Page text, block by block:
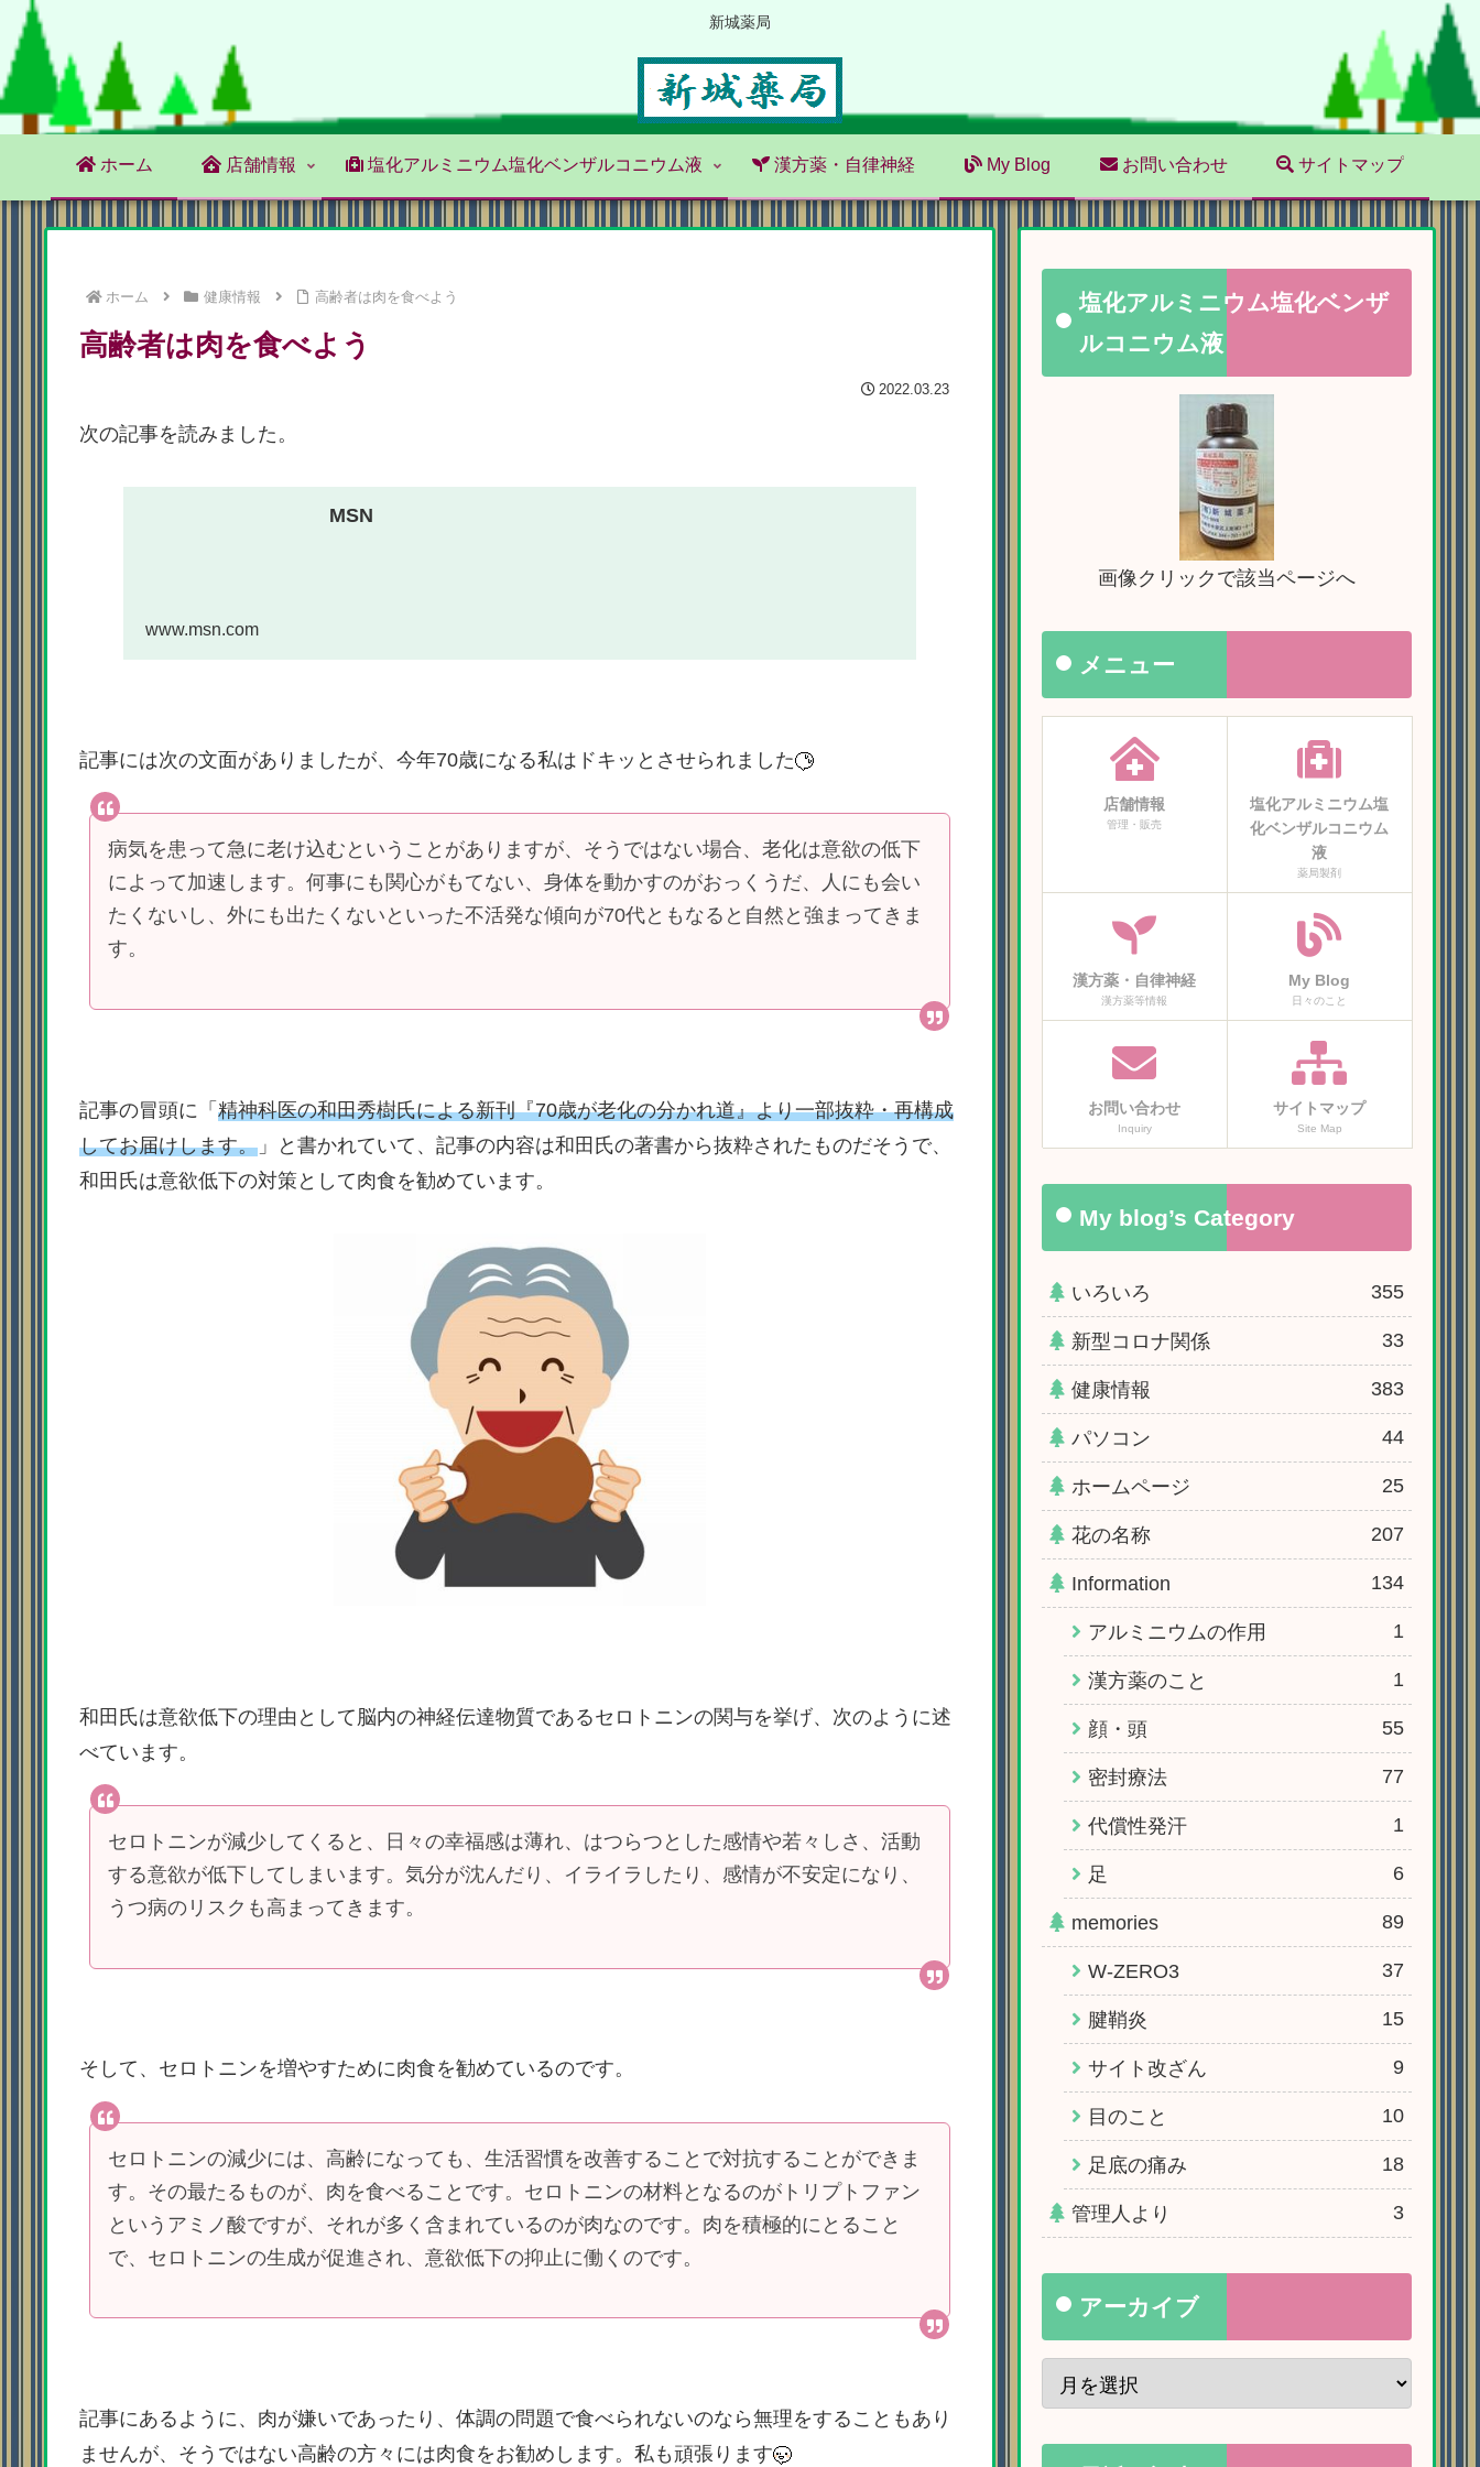
新城薬局
ホーム 店舗情報 塩化アルミニウム塩化ベンザルコニウム液 漢方薬・自律神経 My Blog お問い合わせ サイトマップ
ホーム 健康情報 高齢者は肉を食べよう
高齢者は肉を食べよう
2022.03.23
次の記事を読みました。
MSN
www.msn.com
記事には次の文面がありましたが、今年70歳になる私はドキッとさせられました
病気を患って急に老け込むということがありますが、そうではない場合、老化は意欲の低下
によって加速します。何事にも関心がもてない、身体を動かすのがおっくうだ、人にも会い
たくないし、外にも出たくないといった不活発な傾向が70代ともなると自然と強まってきま
す。
記事の冒頭に「 精神科医の和田秀樹氏による新刊『70歳が老化の分かれ道』より一部抜粋・再構成
してお届けします。 」と書かれていて、記事の内容は和田氏の著書から抜粋されたものだそうで、
和田氏は意欲低下の対策として肉食を勧めています。
和田氏は意欲低下の理由として脳内の神経伝達物質であるセロトニンの関与を挙げ、次のように述
べています。
セロトニンが減少してくると、日々の幸福感は薄れ、はつらつとした感情や若々しさ、活動
する意欲が低下してしまいます。気分が沈んだり、イライラしたり、感情が不安定になり、
うつ病のリスクも高まってきます。
そして、セロトニンを増やすために肉食を勧めているのです。
セロトニンの減少には、高齢になっても、生活習慣を改善することで対抗することができま
す。その最たるものが、肉を食べることです。セロトニンの材料となるのがトリプトファン
というアミノ酸ですが、それが多く含まれているのが肉なのです。肉を積極的にとること
で、セロトニンの生成が促進され、意欲低下の抑止に働くのです。
記事にあるように、肉が嫌いであったり、体調の問題で食べられないのなら無理をすることもあり
ませんが、そうではない高齢の方々には肉食をお勧めします。私も頑張ります
塩化アルミニウム塩化ベンザ
ルコニウム液
画像クリックで該当ページへ
メニュー
店舗情報
管理・販売
塩化アルミニウム塩
化ベンザルコニウム
液
薬局製剤
漢方薬・自律神経
漢方薬等情報
My Blog
日々のこと
お問い合わせ
Inquiry
サイトマップ
Site Map
My blog’s Category
いろいろ 355
新型コロナ関係 33
健康情報 383
パソコン 44
ホームページ 25
花の名称 207
Information 134
アルミニウムの作用 1
漢方薬のこと 1
顔・頭 55
密封療法 77
代償性発汗 1
足 6
memories 89
W-ZERO3 37
腱鞘炎 15
サイト改ざん 9
目のこと 10
足底の痛み 18
管理人より 3
アーカイブ